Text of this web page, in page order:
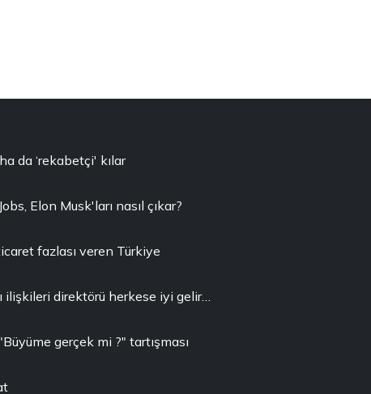
da ‘rekabetçi' kılar
Elon Musk'ları nasıl çıkar?
fazlası veren Türkiye
ilişkileri direktörü herkese iyi gelir…
gerçek mi ?" tartışması